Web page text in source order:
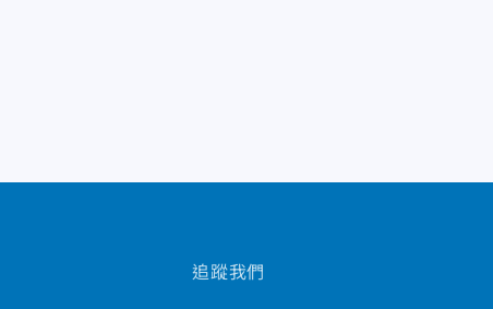
追蹤我們